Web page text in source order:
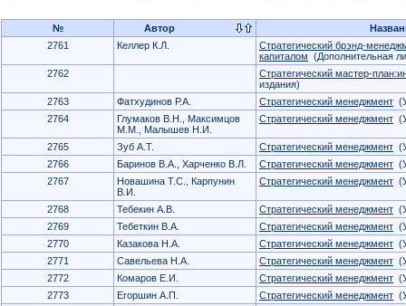
№ Автор
2761
Келлер К.Л.
Стратегический брэнд-
капиталом (Дополнительная
2762
Стратегический мастер-
издания)
2763
Фатхудинов Р.А. Стратегический менеджмент
2764
Глумаков В.Н., Максимцов
М.М., Малышев Н.И.
Стратегический менеджмент
2765 Зуб А.Т. Стратегический менеджмент
2766
Баринов В.А., Харченко В.Л. Стратегический менеджмент
2767
Новашина Т.С., Карпунин
В.И.
Стратегический менеджмент
2768 Тебекин А.В. Стратегический менеджмент
2769
Тебеткин В.А. Стратегический менеджмент
2770
Казакова Н.А. Стратегический менеджмент
2771
Савельева Н.А. Стратегический менеджмент
2772
Комаров Е.И. Стратегический менеджмент
2773
Егоршин А.П. Стратегический менеджмент